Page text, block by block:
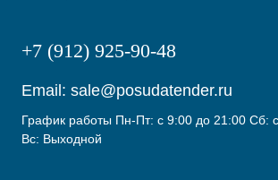
+7 (912) 925-90-48
Email: sale@posudatender.ru
График работы Пн-Пт: с 9:00 до 21:00 Сб:
Вс: Выходной